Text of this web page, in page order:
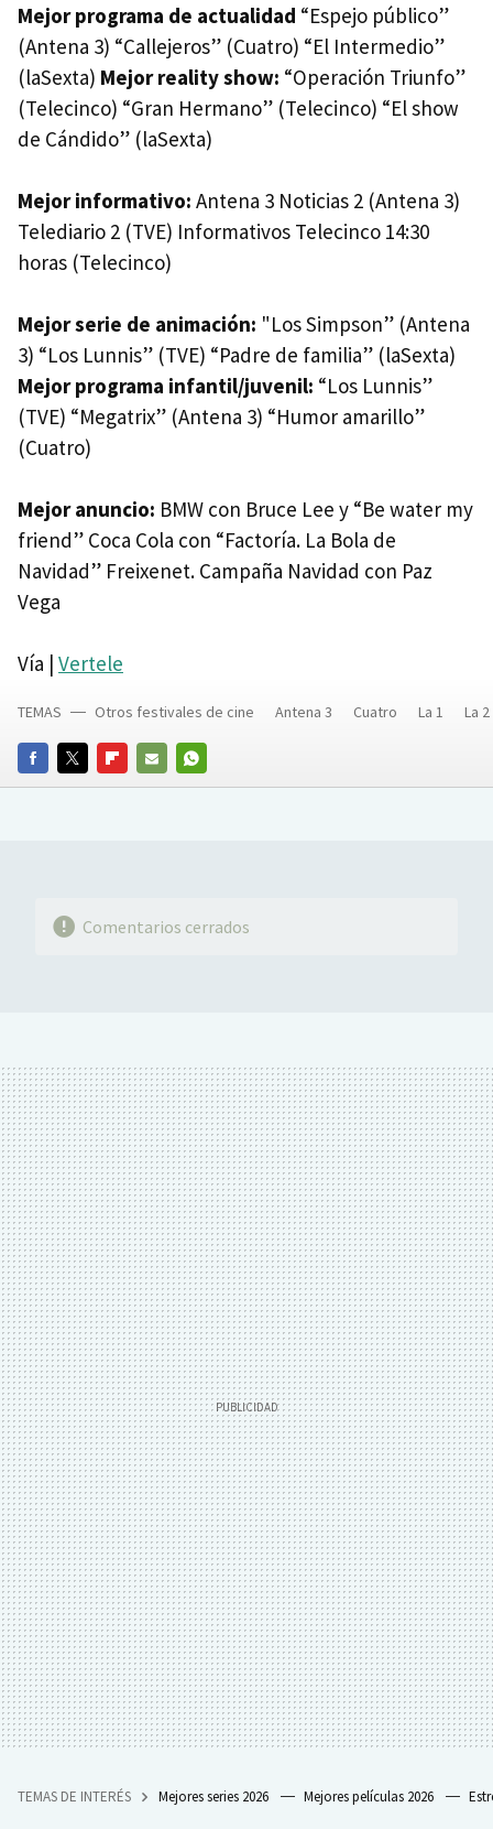
Mejor programa de actualidad “Espejo público”
(Antena 3) “Callejeros” (Cuatro) “El Intermedio”
(laSexta) Mejor reality show: “Operación Triunfo”
(Telecinco) “Gran Hermano” (Telecinco) “El show
de Cándido” (laSexta)
Mejor informativo: Antena 3 Noticias 2 (Antena 3)
Telediario 2 (TVE) Informativos Telecinco 14:30
horas (Telecinco)
Mejor serie de animación: "Los Simpson” (Antena
3) “Los Lunnis” (TVE) “Padre de familia” (laSexta)
Mejor programa infantil/juvenil: “Los Lunnis”
(TVE) “Megatrix” (Antena 3) “Humor amarillo”
(Cuatro)
Mejor anuncio: BMW con Bruce Lee y “Be water my
friend” Coca Cola con “Factoría. La Bola de
Navidad” Freixenet. Campaña Navidad con Paz
Vega
Vía | Vertele
FACEBOOKTWITTERFLIPBOARD
E-
WHATSAPP
TEMAS Otros festivales de cine Antena 3 Cuatro La 1 La 2
Comentarios cerrados
TEMAS DE INTERÉS Mejores series 2026 Mejores películas 2026